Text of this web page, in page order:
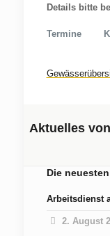
Details bitte
Termine
Aktuelles
Die
Arbeitsdienst
2. August